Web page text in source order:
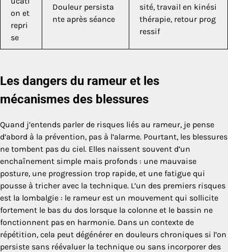
on et
repri
se
Douleur persista
nte après séance
sité, travail en kinési
thérapie, retour prog
ressif
Les dangers du rameur et les
mécanismes des blessures
Quand j’entends parler de risques liés au rameur, je pense
d’abord à la prévention, pas à l’alarme. Pourtant, les blessures
ne tombent pas du ciel. Elles naissent souvent d’un
enchaînement simple mais profonds : une mauvaise
posture, une progression trop rapide, et une fatigue qui
pousse à tricher avec la technique. L’un des premiers risques
est la lombalgie : le rameur est un mouvement qui sollicite
fortement le bas du dos lorsque la colonne et le bassin ne
fonctionnent pas en harmonie. Dans un contexte de
répétition, cela peut dégénérer en douleurs chroniques si l’on
persiste sans réévaluer la technique ou sans incorporer des